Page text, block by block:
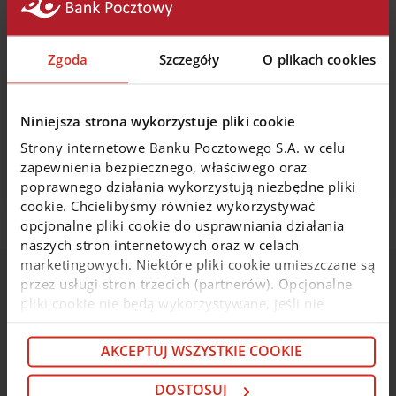
Zgoda Szczegóły O plikach cookies
Niniejsza strona wykorzystuje pliki cookie
Strony internetowe Banku Pocztowego S.A. w celu
zapewnienia bezpiecznego, właściwego oraz
poprawnego działania wykorzystują niezbędne pliki
cookie. Chcielibyśmy również wykorzystywać
opcjonalne pliki cookie do usprawniania działania
naszych stron internetowych oraz w celach
marketingowych. Niektóre pliki cookie umieszczane są
przez usługi stron trzecich (partnerów). Opcjonalne
pliki cookie nie będą wykorzystywane, jeśli nie
cookie i partnerach znajdziesz w kolejnych zakładkach
niniejszego komunikatu oraz wPolityce cookie. Jeśli
nie chcesz wyrażać zgody na cookie opcjonalne, kliknij
AKCEPTUJ WSZYSTKIE COOKIE
DOSTOSUJ
Nota prawna
Sprawdź
Konto w Porządku
Konto bankowe w wariantach: Konto
w Porządku Start